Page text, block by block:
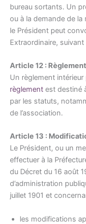
bureau sortants. Un
ou à la demande de
le Président peut
Extraordinaire,
Article 12 :
Un règlement intérieur
règlement est destiné
par les statuts,
de l’association.
Article 13 :
Le Président, ou un
effectuer à la
du Décret du 16 août
d’administration
juillet 1901 et
les modifications